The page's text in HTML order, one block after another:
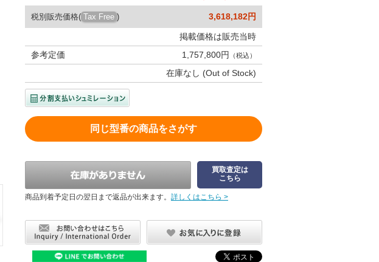
税別販売価格( Tax Free ) 3,618,182円
掲載価格は販売当時
参考定価
1,757,800円 （税込）
在庫なし (Out of Stock)
同じ型番の商品をさがす
買取査定は
こちら
商品到着予定日の翌日まで返品が出来ます。 詳しくはこちら >